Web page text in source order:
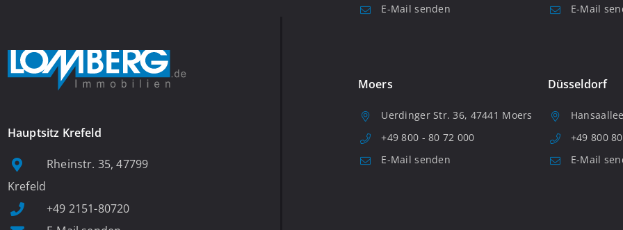
Hauptsitz Krefeld
Rheinstr. 35, 47799
Krefeld
+49 2151-80720
E-Mail senden
E-Mail
Moers
Uerdinger Str. 36, 47441 Moers
+49 800 - 80 72 000
E-Mail senden
Düsseldorf
+49 800
E-Mail